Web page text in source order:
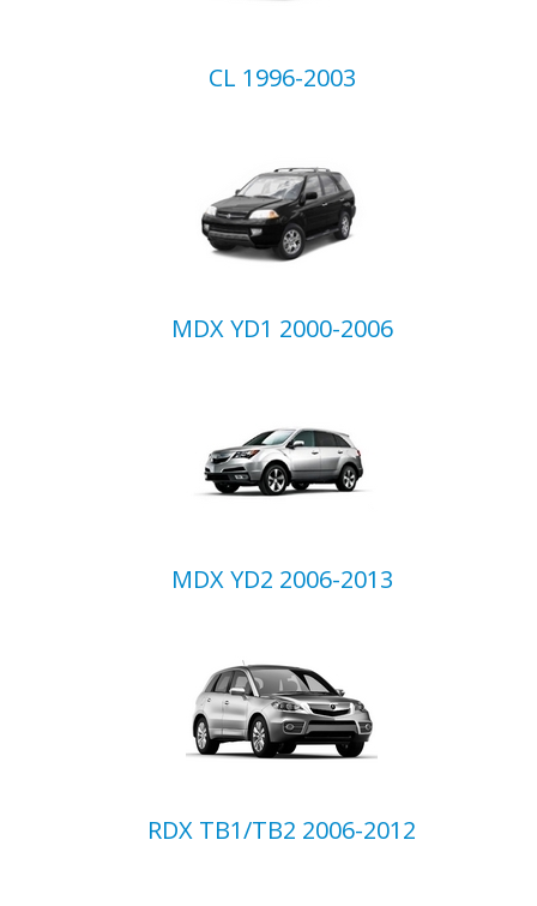
CL 1996-2003
MDX YD1 2000-2006
MDX YD2 2006-2013
RDX TB1/TB2 2006-2012